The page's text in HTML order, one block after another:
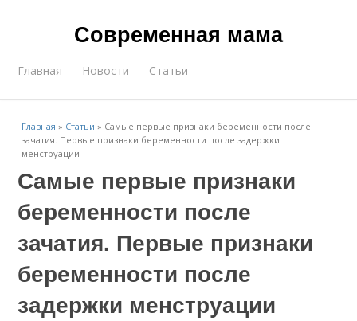
Современная мама
Главная Новости Статьи
Главная » Статьи » Самые первые признаки беременности после
зачатия. Первые признаки беременности после задержки
менструации
Самые первые признаки
беременности после
зачатия. Первые признаки
беременности после
задержки менструации